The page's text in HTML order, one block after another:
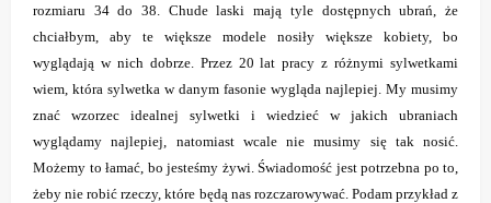
rozmiaru 34 do 38. Chude laski mają tyle dostępnych ubrań, że
chciałbym, aby te większe modele nosiły większe kobiety, bo
wyglądają w nich dobrze. Przez 20 lat pracy z różnymi sylwetkami
wiem, która sylwetka w danym fasonie wygląda najlepiej. My musimy
znać wzorzec idealnej sylwetki i wiedzieć w jakich ubraniach
wyglądamy najlepiej, natomiast wcale nie musimy się tak nosić.
Możemy to łamać, bo jesteśmy żywi. Świadomość jest potrzebna po to,
żeby nie robić rzeczy, które będą nas rozczarowywać. Podam przykład z